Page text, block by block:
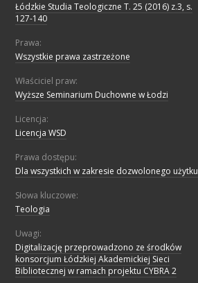
Łódzkie Studia Teologiczne T. 25 (2016) z.3, s.
127-140
Prawa:
Wszystkie prawa zastrzeżone
Właściciel praw:
Wyższe Seminarium Duchowne w Łodzi
Licencja:
Licencja WSD
Prawa dostępu:
Dla wszystkich w zakresie dozwolonego użytku
Słowa kluczowe:
Teologia
Uwagi:
Digitalizację przeprowadzono ze środków
konsorcjum Łódzkiej Akademickiej Sieci
Bibliotecznej w ramach projektu CYBRA 2